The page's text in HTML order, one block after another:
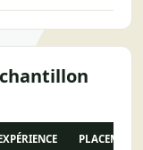
PLACEMENT